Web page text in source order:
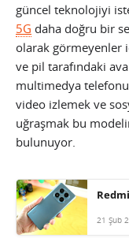
güncel teknolojiyi
5G daha doğru bir
olarak görmeyenler
ve pil tarafındaki
multimedya
video izlemek ve
uğraşmak bu
bulunuyor.
21 Şub